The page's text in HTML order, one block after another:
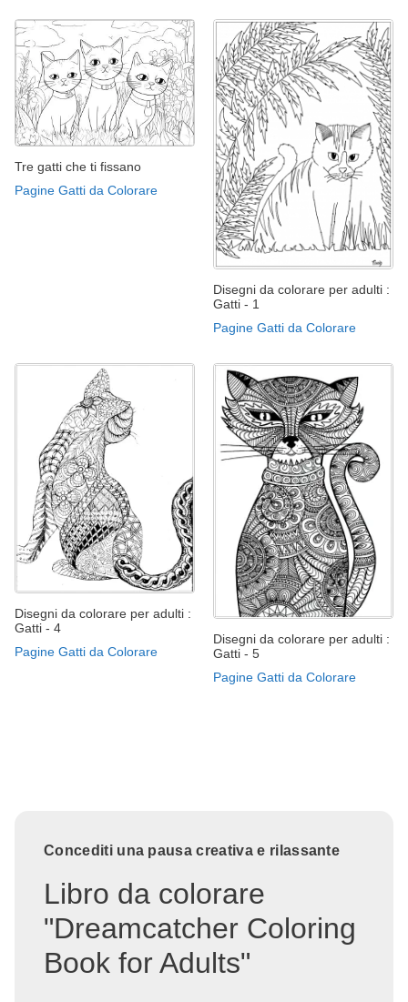
Tre gatti che ti fissano
Pagine Gatti da Colorare
Disegni da colorare per adulti :
Gatti - 1
Pagine Gatti da Colorare
Disegni da colorare per adulti :
Gatti - 4
Pagine Gatti da Colorare
Disegni da colorare per adulti :
Gatti - 5
Pagine Gatti da Colorare
Concediti una pausa creativa e rilassante
Libro da colorare
"Dreamcatcher Coloring
Book for Adults"